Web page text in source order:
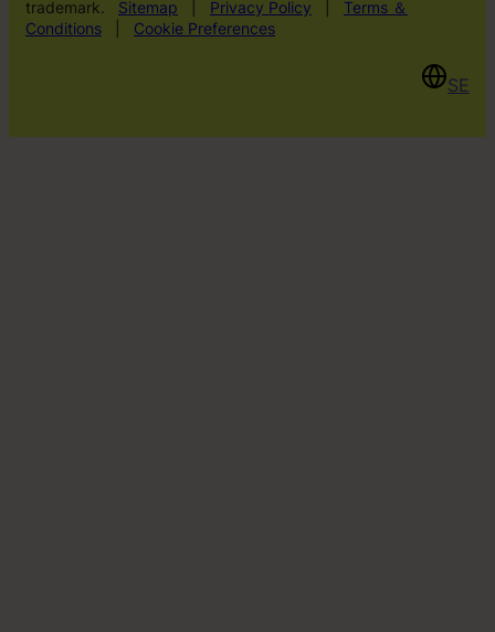
trademark.
Sitemap Privacy Policy
Terms ＆
Conditions
Cookie Preferences
SE